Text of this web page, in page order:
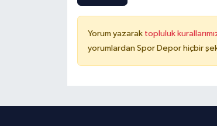
Yorum yazarak topluluk
yorumlardan Spor Depor hiçbir